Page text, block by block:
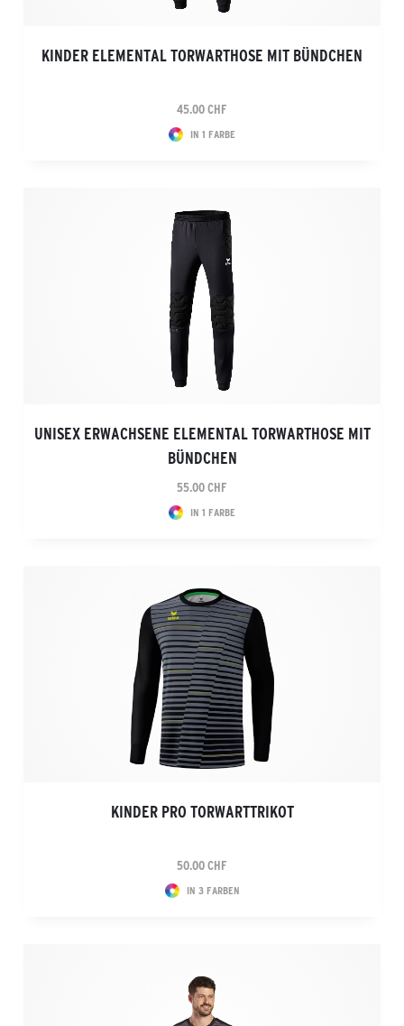
KINDER ELEMENTAL TORWARTHOSE MIT BÜNDCHEN
45.00 CHF
IN 1 FARBE
UNISEX ERWACHSENE ELEMENTAL TORWARTHOSE MIT
BÜNDCHEN
55.00 CHF
IN 1 FARBE
KINDER PRO TORWARTTRIKOT
50.00 CHF
IN 3 FARBEN